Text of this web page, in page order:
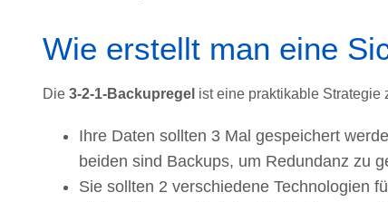
Wie erstellt man eine
Die 3-2-1-Backupregel ist eine praktikable Strategie
Ihre Daten sollten 3 Mal gespeichert
beiden sind Backups, um Redundanz zu
Sie sollten 2 verschiedene Technologien